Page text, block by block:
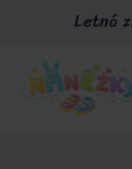
Letná